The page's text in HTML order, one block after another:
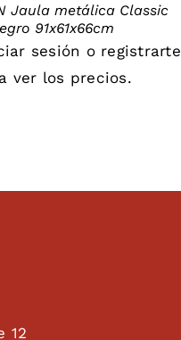
Jaula metálica Classic
91x61x66cm
sesión o registrarte
ver los precios.
12